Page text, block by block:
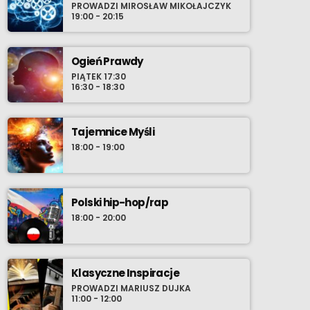
muzycznych. Stamtąd rzeką bardziej
świadomych wyborów wieku młodzieńczego,
szanse wyłowienia najnowszego, osobistego
przeboju zdają się być nieskończone. Nie
chowaj zatem w środowy wieczór swoich
przyborów do relaksu i ustaw radio-komputer
na Radio Cenzura o 21:30 polskiego czasu.
PROWADZI MIROSŁAW MIKOŁAJCZYK
19:00 - 20:15
Ogień Prawdy
PIĄTEK 17:30
16:30 - 18:30
Tajemnice Myśli
18:00 - 19:00
Polski hip-hop/rap
18:00 - 20:00
Klasyczne Inspiracje
PROWADZI MARIUSZ DUJKA
11:00 - 12:00